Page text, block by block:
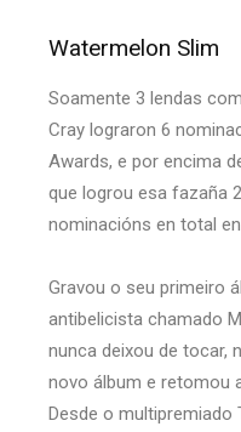
Watermelon Slim
Soamente 3 lendas
Cray lograron 6
Awards, e por encima
que logrou esa fazaña
nominacións en total en
Gravou o seu primeiro
antibelicista chamado
nunca deixou de tocar,
novo álbum e retomou
Desde o multipremiado